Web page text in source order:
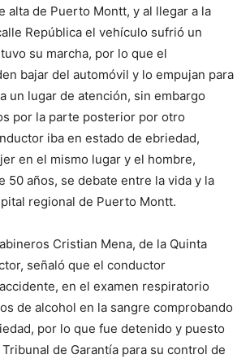
alta de Puerto Montt, y al llegar a la
República el vehículo sufrió un
su marcha, por lo que el
bajar del automóvil y lo empujan para
un lugar de atención, sin embargo
por la parte posterior por otro
iba en estado de ebriedad,
en el mismo lugar y el hombre,
50 años, se debate entre la vida y la
regional de Puerto Montt.
Cristian Mena, de la Quinta
señaló que el conductor
en el examen respiratorio
de alcohol en la sangre comprobando
por lo que fue detenido y puesto
de Garantía para su control de